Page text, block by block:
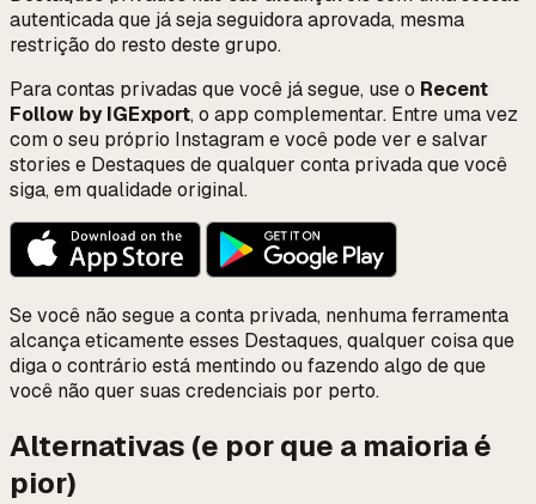
autenticada que já seja seguidora aprovada, mesma
restrição do resto deste grupo.
Para contas privadas que você já segue, use o Recent
Follow by IGExport, o app complementar. Entre uma vez
com o seu próprio Instagram e você pode ver e salvar
stories e Destaques de qualquer conta privada que você
siga, em qualidade original.
Se você não segue a conta privada, nenhuma ferramenta
alcança eticamente esses Destaques, qualquer coisa que
diga o contrário está mentindo ou fazendo algo de que
você não quer suas credenciais por perto.
Alternativas (e por que a maioria é
pior)